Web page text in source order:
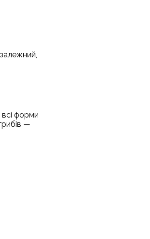
всі форми
—